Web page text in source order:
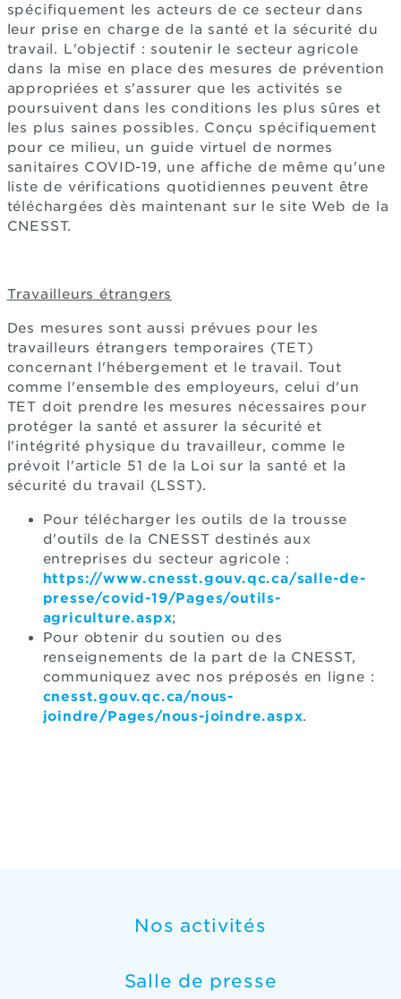
spécifiquement les acteurs de ce secteur dans
leur prise en charge de la santé et la sécurité du
travail. L'objectif : soutenir le secteur agricole
dans la mise en place des mesures de prévention
appropriées et s'assurer que les activités se
poursuivent dans les conditions les plus sûres et
les plus saines possibles. Conçu spécifiquement
pour ce milieu, un guide virtuel de normes
sanitaires COVID-19, une affiche de même qu'une
liste de vérifications quotidiennes peuvent être
téléchargées dès maintenant sur le site Web de la
CNESST.
Travailleurs étrangers
Des mesures sont aussi prévues pour les
travailleurs étrangers temporaires (TET)
concernant l'hébergement et le travail. Tout
comme l'ensemble des employeurs, celui d'un
TET doit prendre les mesures nécessaires pour
protéger la santé et assurer la sécurité et
l'intégrité physique du travailleur, comme le
prévoit l'article 51 de la Loi sur la santé et la
sécurité du travail (LSST).
Pour télécharger les outils de la trousse
d'outils de la CNESST destinés aux
entreprises du secteur agricole :
https://www.cnesst.gouv.qc.ca/salle-de-
presse/covid-19/Pages/outils-
agriculture.aspx;
Pour obtenir du soutien ou des
renseignements de la part de la CNESST,
communiquez avec nos préposés en ligne :
cnesst.gouv.qc.ca/nous-
joindre/Pages/nous-joindre.aspx.
Nos activités
Salle de presse